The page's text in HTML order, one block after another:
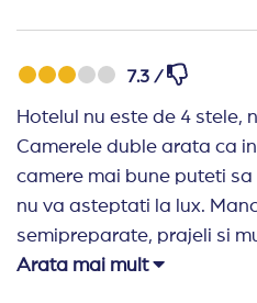
7.3 /
Hotelul nu este de 4 stele,
Camerele duble arata ca
camere mai bune puteti
nu va asteptati la lux.
semipreparate, prajeli si
mai vorbesc - apa
Arata mai mult